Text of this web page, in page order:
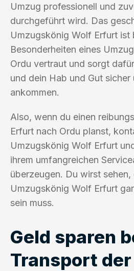
Umzug professionell und
durchgeführt wird. Das
Umzugskönig Wolf Erfurt ist
Besonderheiten eines
Ordu vertraut und sorgt
und dein Hab und Gut sicher
ankommen.
Also, wenn du einen
Erfurt nach Ordu planst,
Umzugskönig Wolf Erfurt
ihrem umfangreichen
überzeugen. Du wirst
Umzugskönig Wolf Erfurt
sein muss.
Geld sparen
Transport der